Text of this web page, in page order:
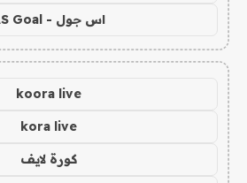
اس جول - AS Goal
koora live
kora live
كورة لايف